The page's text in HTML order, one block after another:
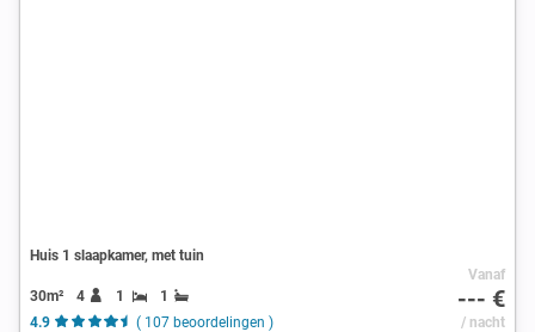
Huis 1 slaapkamer, met tuin
30m² 4 1
1
4.9
( 107 beoordelingen )
Vanaf
--- €
/ nacht